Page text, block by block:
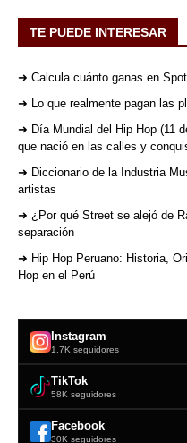
TE PUEDE INTERESAR
➜ Calcula cuánto ganas en
➜ Lo que realmente pagan las
➜ Día Mundial del Hip Hop (11
que nació en las calles y
➜ Diccionario de la Industria
artistas
➜ ¿Por qué Street se alejó de
separación
➜ Hip Hop Peruano: Historia,
Hop en el Perú
Instagram
1.7K seguidores
TikTok
58K seguidores
Facebook
30K seguidores